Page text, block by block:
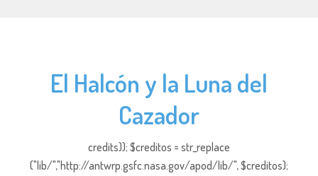
El Halcón y la Luna del
Cazador
credits)); $creditos = str_replace
("lib/","http://antwrp.gsfc.nasa.gov/apod/lib/", $creditos);